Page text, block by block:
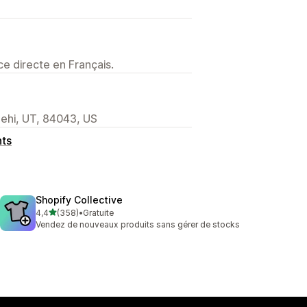
directe en Français.
UT, 84043, US
Shopify Collective
4,4étoile(s) sur 5
(358)
358 avis au total
•Gratuite
Vendez de nouveaux produits sans gérer de stocks